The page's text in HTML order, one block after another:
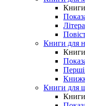
Книги для
Книги для
Книги